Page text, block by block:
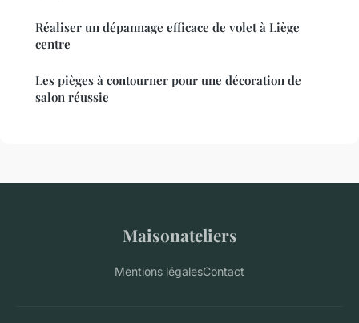
Réaliser un dépannage efficace de volet à Liège
centre
Les pièges à contourner pour une décoration de
salon réussie
Maisonateliers
Mentions légalesContact